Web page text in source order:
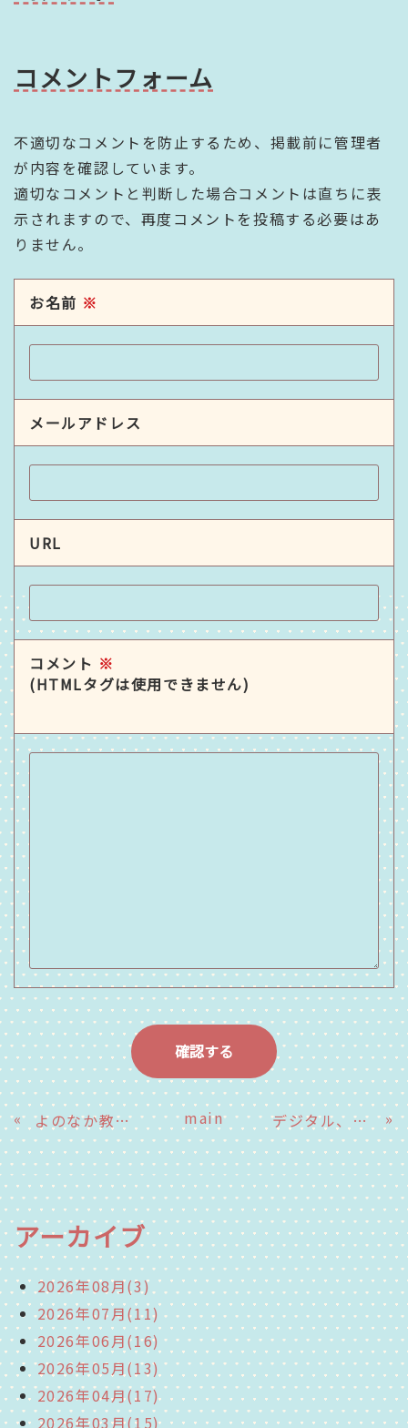
コメントフォーム
不適切なコメントを防止するため、掲載前に管理者
が内容を確認しています。
適切なコメントと判断した場合コメントは直ちに表
示されますので、再度コメントを投稿する必要はあ
りません。
お名前 ※
メールアドレス
URL
コメント ※
(HTMLタグは使用できません)
« よのなか教室～事前学習～大王谷学園中等部８年生 main デジタル、アナログ »
アーカイブ
2026年08月(3)
2026年07月(11)
2026年06月(16)
2026年05月(13)
2026年04月(17)
2026年03月(15)